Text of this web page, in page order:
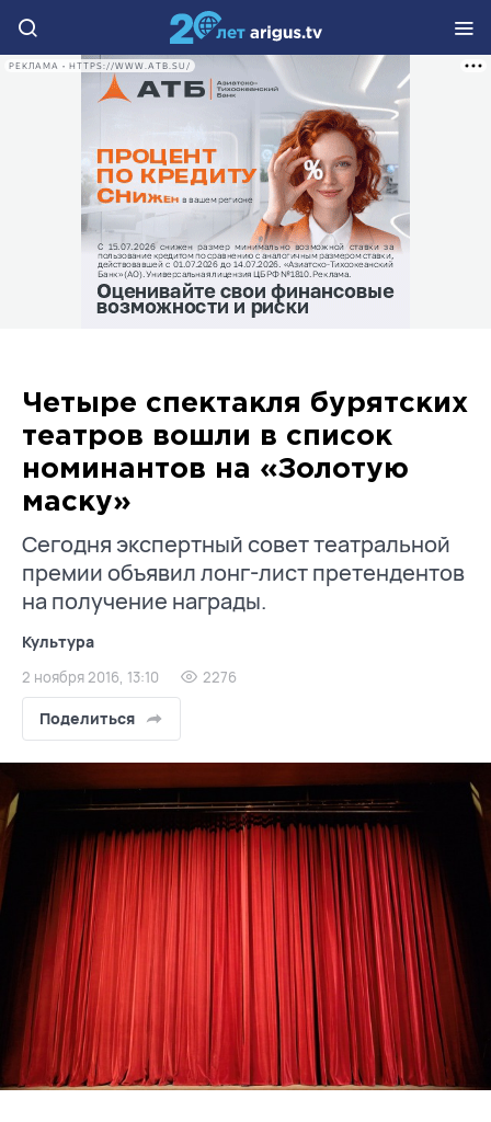
РЕКЛАМА • HTTPS://WWW.ATB.SU/
Четыре спектакля бурятских
театров вошли в список
номинантов на «Золотую
маску»
Сегодня экспертный совет театральной
премии объявил лонг-лист претендентов
на получение награды.
Культура
2 ноября 2016, 13:10 2276
Поделиться